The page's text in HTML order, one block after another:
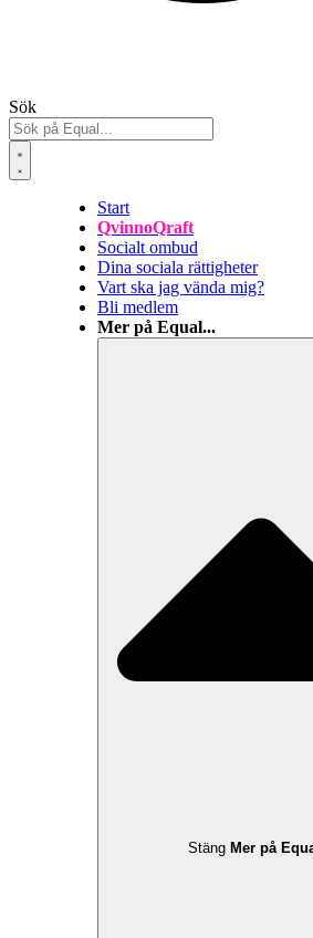
Sök
Start
QvinnoQraft
Socialt ombud
Dina sociala rättigheter
Vart ska jag vända mig?
Bli medlem
Mer på Equal...
Stäng Mer på